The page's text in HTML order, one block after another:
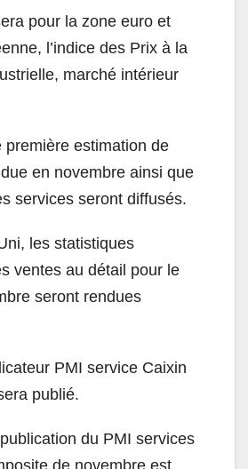
pour la zone euro et
l’indice des Prix à la
marché intérieur
première estimation de
en novembre ainsi que
services seront diffusés.
les statistiques
ventes au détail pour le
seront rendues
PMI service Caixin
publié.
du PMI services